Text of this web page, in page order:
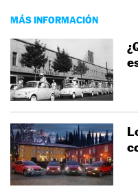
MÁS INFORMACIÓN